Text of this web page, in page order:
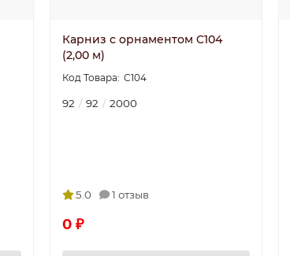
Карниз с орнаментом C104
(2,00 м)
C104
92 92 2000
5.0 1 отзыв
0 ₽